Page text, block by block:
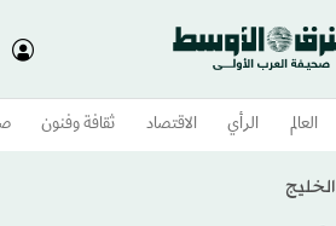
العالم الرأي الاقتصاد ثقافة وفنون
الخليج